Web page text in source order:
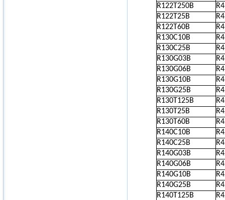
R122T250B
R122T25B
R122T60B
R130C10B
R130C25B
R130G03B
R130G06B
R130G10B
R130G25B
R130T125B
R130T25B
R130T60B
R140C10B
R140C25B
R140G03B
R140G06B
R140G10B
R140G25B
R140T125B